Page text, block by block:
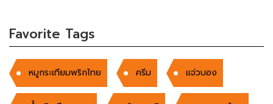
Favorite Tags
หมูกระเทียมพริกไทย ครีม แจ่วบอง